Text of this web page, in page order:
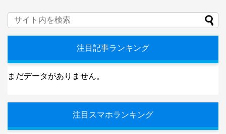
注目記事ランキング
まだデータがありません。
注目スマホランキング